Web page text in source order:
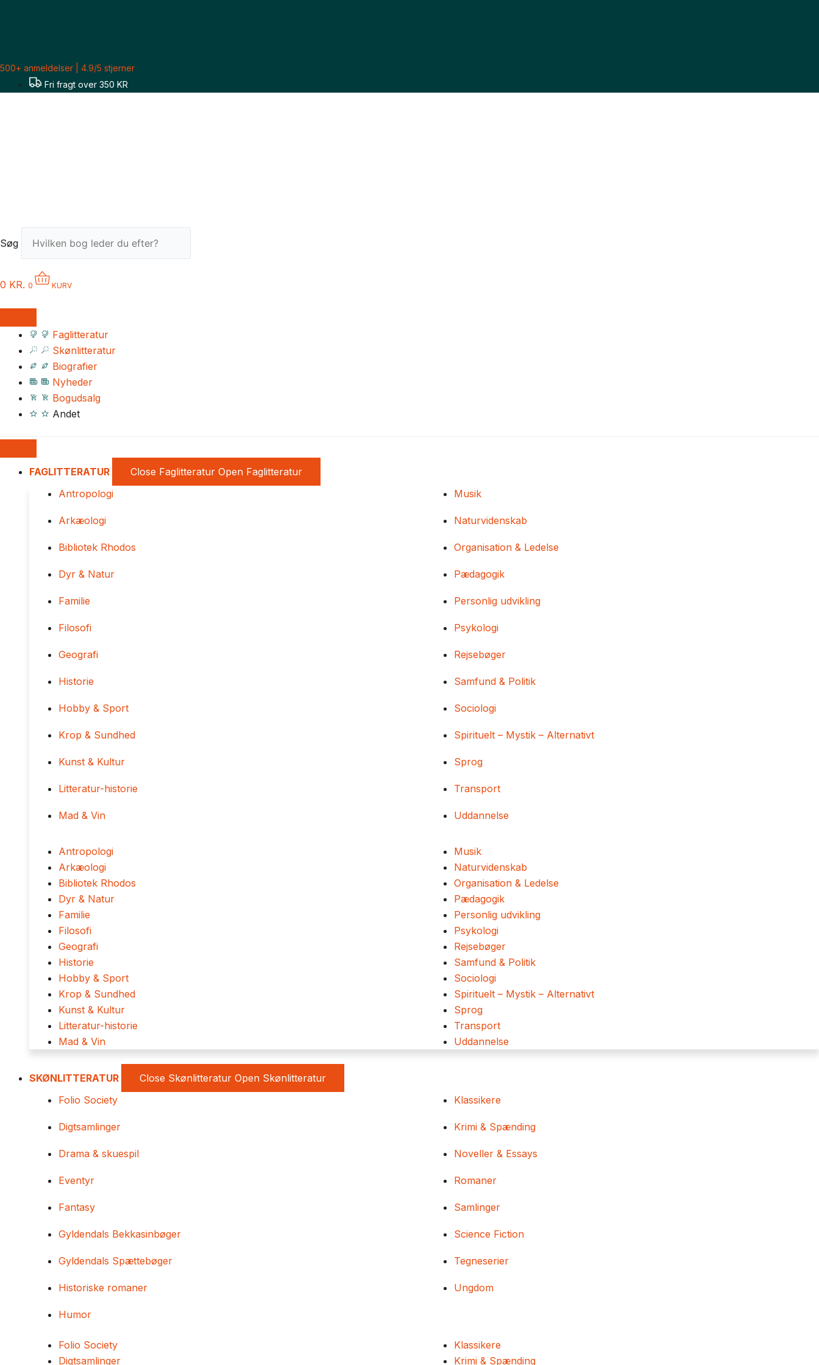
500+ anmeldelser | 4.9/5 stjerner
Fri fragt over 350 KR
Søg
0 KR. 0 KURV
Faglitteratur
Skønlitteratur
Biografier
Nyheder
Bogudsalg
Andet
FAGLITTERATUR Close Faglitteratur Open Faglitteratur
Antropologi
Arkæologi
Bibliotek Rhodos
Dyr & Natur
Familie
Filosofi
Geografi
Historie
Hobby & Sport
Krop & Sundhed
Kunst & Kultur
Litteratur-historie
Mad & Vin
Musik
Naturvidenskab
Organisation & Ledelse
Pædagogik
Personlig udvikling
Psykologi
Rejsebøger
Samfund & Politik
Sociologi
Spirituelt – Mystik – Alternativt
Sprog
Transport
Uddannelse
Antropologi
Arkæologi
Bibliotek Rhodos
Dyr & Natur
Familie
Filosofi
Geografi
Historie
Hobby & Sport
Krop & Sundhed
Kunst & Kultur
Litteratur-historie
Mad & Vin
Musik
Naturvidenskab
Organisation & Ledelse
Pædagogik
Personlig udvikling
Psykologi
Rejsebøger
Samfund & Politik
Sociologi
Spirituelt – Mystik – Alternativt
Sprog
Transport
Uddannelse
SKØNLITTERATUR Close Skønlitteratur Open Skønlitteratur
Folio Society
Digtsamlinger
Drama & skuespil
Eventyr
Fantasy
Gyldendals Bekkasinbøger
Gyldendals Spættebøger
Historiske romaner
Humor
Klassikere
Krimi & Spænding
Noveller & Essays
Romaner
Samlinger
Science Fiction
Tegneserier
Ungdom
Folio Society
Digtsamlinger
Klassikere
Krimi & Spænding